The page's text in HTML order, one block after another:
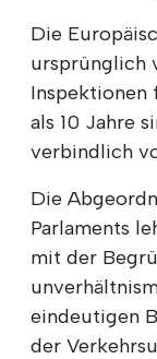
Die
ursprünglich
Inspektionen
als 10 Jahre
verbindlich
Die
Parlaments
mit der
eindeutigen
der